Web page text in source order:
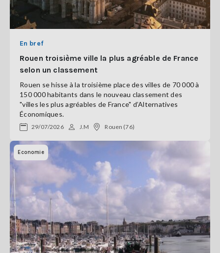
En bref
Rouen troisième ville la plus agréable de France
selon un classement
Rouen se hisse à la troisième place des villes de 70 000 à
150 000 habitants dans le nouveau classement des
"villes les plus agréables de France" d’Alternatives
Économiques.
29/07/2026 J.M Rouen (76)
Economie